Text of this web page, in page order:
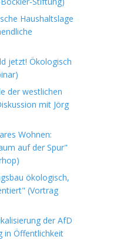
Haushaltslage
jetzt! Ökologisch
der westlichen
mit Jörg
Wohnen:
auf der Spur"
ökologisch,
(Vortrag
der AfD
in Öffentlichkeit